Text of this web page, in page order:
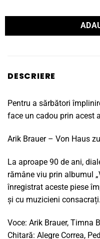
DESCRIERE
Pentru a sărbători
face un cadou prin acest
Arik Brauer – Von Haus
La aproape 90 de ani,
rămâne viu prin albumul
înregistrat aceste piese
și cu muzicieni consacrați.
Voce: Arik Brauer, Timna
Chitară: Alegre Correa,